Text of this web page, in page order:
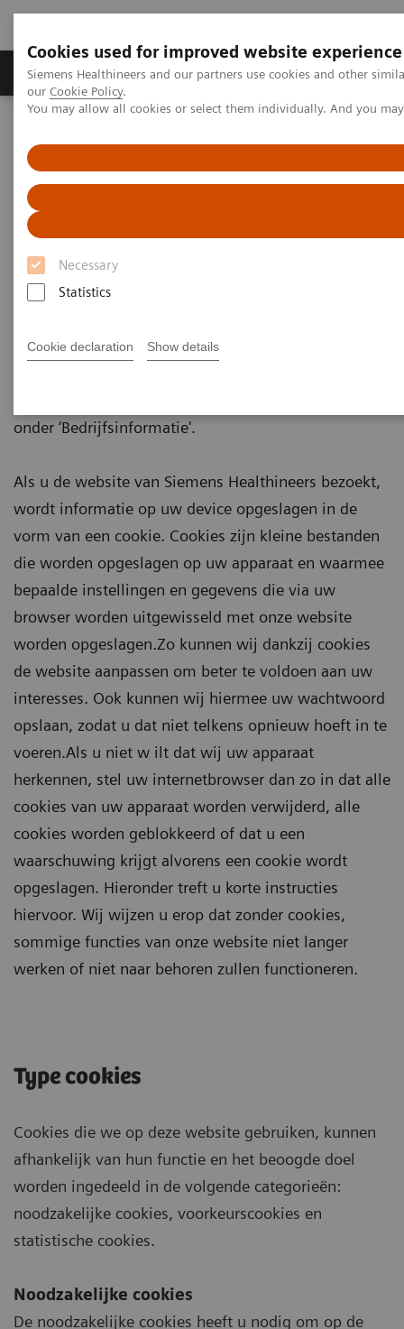
Cookies used for improved website experience
Siemens Healthineers and our partners use cookies and other
our Cookie Policy.
You may allow all cookies or select them individually. And you
Necessary
Statistics
Cookie declaration Show details
Products & Services Challenges & Solutions in
Cookiebeleid Siemens Healthineers
Cookiebeleid Siemens
Healthineers
Update 31 augustus 2020
Dit cookiebeleid is van toepassing op de huidige
onder ‘Bedrijfsinformatie'.
Als u de website van Siemens Healthineers bezoekt,
wordt informatie op uw device opgeslagen in de
vorm van een cookie. Cookies zijn kleine bestanden
die worden opgeslagen op uw apparaat en waarmee
bepaalde instellingen en gegevens die via uw
browser worden uitgewisseld met onze website
worden opgeslagen.Zo kunnen wij dankzij cookies
de website aanpassen om beter te voldoen aan uw
interesses. Ook kunnen wij hiermee uw wachtwoord
opslaan, zodat u dat niet telkens opnieuw hoeft in te
voeren.Als u niet w ilt dat wij uw apparaat
herkennen, stel uw internetbrowser dan zo in dat alle
cookies van uw apparaat worden verwijderd, alle
cookies worden geblokkeerd of dat u een
waarschuwing krijgt alvorens een cookie wordt
opgeslagen. Hieronder treft u korte instructies
hiervoor. Wij wijzen u erop dat zonder cookies,
sommige functies van onze website niet langer
werken of niet naar behoren zullen functioneren.
Type cookies
Cookies die we op deze website gebruiken, kunnen
afhankelijk van hun functie en het beoogde doel
worden ingedeeld in de volgende categorieën:
noodzakelijke cookies, voorkeurscookies en
statistische cookies.
Noodzakelijke cookies
De noodzakelijke cookies heeft u nodig om op de